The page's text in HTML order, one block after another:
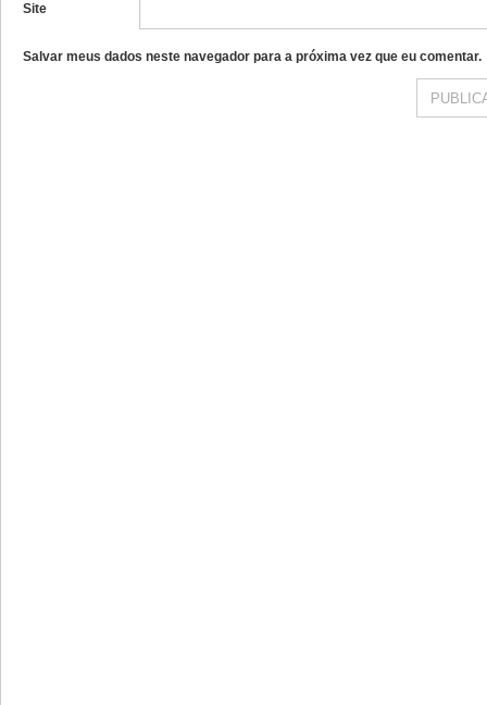
Site
Salvar meus dados neste navegador para a próxima vez que eu comentar.